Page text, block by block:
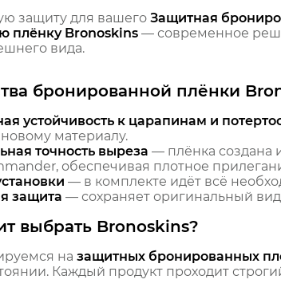
защиту для вашего Защитная
плёнку Bronoskins — современное
вида.
бронированной плёнки
устойчивость к царапинам и
материалу.
точность выреза — плёнка создана
обеспечивая плотное
— в комплекте идёт всё
защита — сохраняет оригинальный вид
выбрать Bronoskins?
на защитных бронированных
Каждый продукт проходит